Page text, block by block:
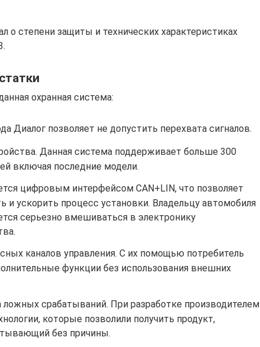
о степени защиты и технических характеристиках
охранная система:
Диалог позволяет не допустить перехвата сигналов.
Данная система поддерживает больше 300
включая последние модели.
цифровым интерфейсом CAN+LIN, что позволяет
и ускорить процесс установки. Владельцу автомобиля
серьезно вмешиваться в электронику
каналов управления. С их помощью потребитель
функции без использования внешних
срабатываний. При разработке производителем
которые позволили получить продукт,
без причины.